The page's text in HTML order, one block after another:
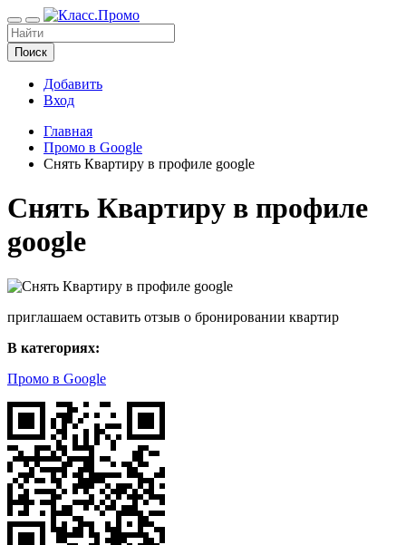
Поиск
Добавить
Вход
Главная
Промо в Google
Снять Квартиру в профиле google
Снять Квартиру в профиле
google
приглашаем оставить отзыв о бронировании квартир
В категориях:
Промо в Google